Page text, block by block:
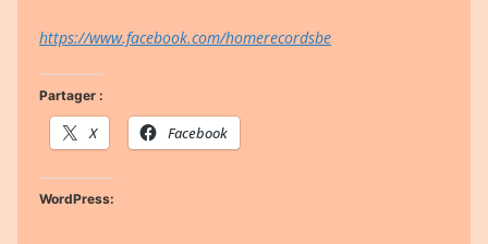
https://www.facebook.com/homerecordsbe
Partager :
X Facebook
WordPress: